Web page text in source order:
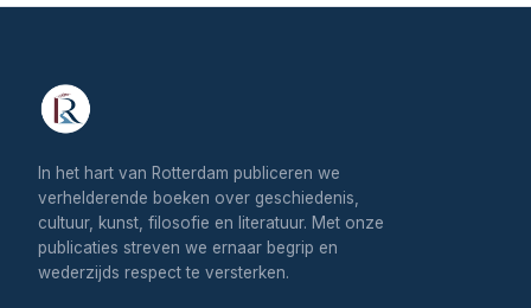
In het hart van Rotterdam publiceren we
verhelderende boeken over geschiedenis,
cultuur, kunst, filosofie en literatuur. Met onze
publicaties streven we ernaar begrip en
wederzijds respect te versterken.